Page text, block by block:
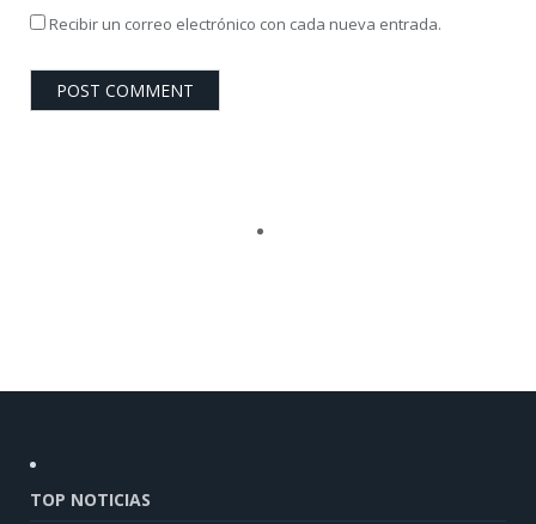
Recibir un correo electrónico con cada nueva entrada.
TOP NOTICIAS